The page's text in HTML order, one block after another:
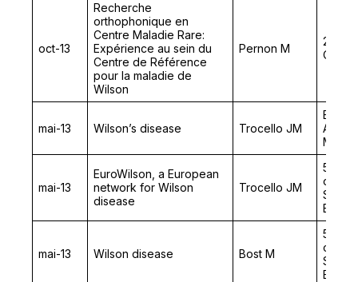
oct-13
Recherche
orthophonique en
Centre Maladie Rare:
Expérience au sein du
Centre de Référence
pour la maladie de
Wilson
Pernon M
2ème
mai-13 Wilson’s disease Trocello JM
mai-13
EuroWilson, a European
network for Wilson
disease
Trocello JM
5th
of
mai-13 Wilson disease Bost M
5th
of